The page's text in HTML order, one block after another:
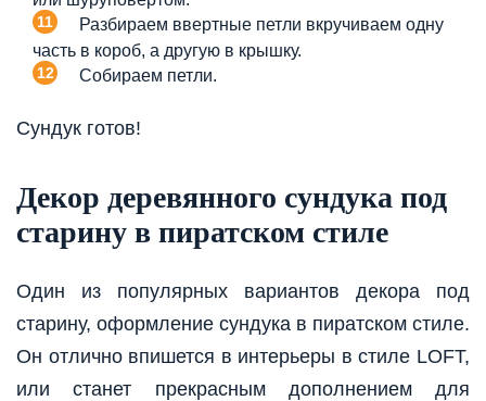
Разбираем ввертные петли вкручиваем одну
часть в короб, а другую в крышку.
Собираем петли.
Сундук готов!
Декор деревянного сундука под
старину в пиратском стиле
Один из популярных вариантов декора под
старину, оформление сундука в пиратском стиле.
Он отлично впишется в интерьеры в стиле LOFT,
или станет прекрасным дополнением для